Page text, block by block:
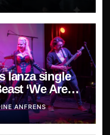
lanza single
‘We Are
de Chile y
ANFRENS